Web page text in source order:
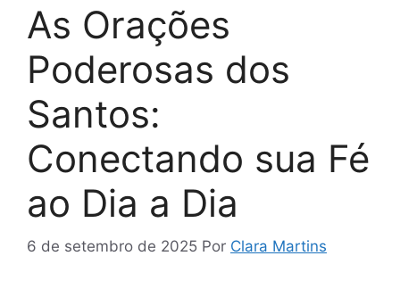
As Orações
Poderosas dos
Santos:
Conectando sua Fé
ao Dia a Dia
6 de setembro de 2025 Por Clara Martins